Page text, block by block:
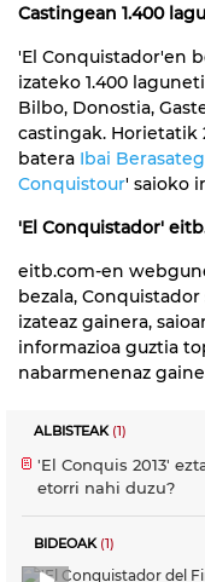
Castingean 1.400
'El Conquistador'en
izateko 1.400
Bilbo, Donostia,
castingak. Horietatik
batera Ibai
Conquistour' saioko
'El Conquistador'
eitb.com-en
bezala,
izateaz gainera,
informazioa guztia
nabarmenenaz
ALBISTEAK(1)
'El Conquis 2013'
etorri nahi duzu?
BIDEOAK(1)